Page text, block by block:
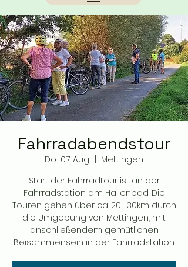
Fahrradabendstour
Do., 07. Aug.
Mettingen
Start der Fahrradtour ist an der
Fahrradstation am Hallenbad. Die
Touren gehen über ca. 20- 30km durch
die Umgebung von Mettingen, mit
anschließendem gemütlichen
Beisammensein in der Fahrradstation.